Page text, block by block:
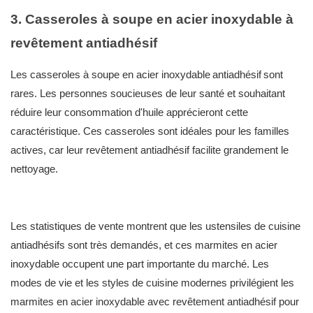
3. Casseroles à soupe en acier inoxydable à
revêtement antiadhésif
Les casseroles à soupe en acier inoxydableantiadhésifsont
rares. Les personnes soucieuses de leur santé et souhaitant
réduire leur consommation d'huile apprécieront cette
caractéristique. Ces casseroles sont idéales pour les familles
actives, car leur revêtement antiadhésif facilite grandement le
nettoyage.
Les statistiques de vente montrent que les ustensiles de cuisine
antiadhésifs sont très demandés, et ces marmites en acier
inoxydable occupent une part importante du marché. Les
modes de vie et les styles de cuisine modernes privilégient les
marmites en acier inoxydable avec revêtement antiadhésif pour